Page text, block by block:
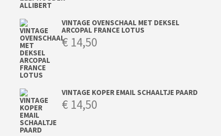
VINTAGE OVENSCHAAL MET DEKSEL
ARCOPAL FRANCE LOTUS
€ 14,50
VINTAGE KOPER EMAIL SCHAALTJE PAARD
€ 14,50